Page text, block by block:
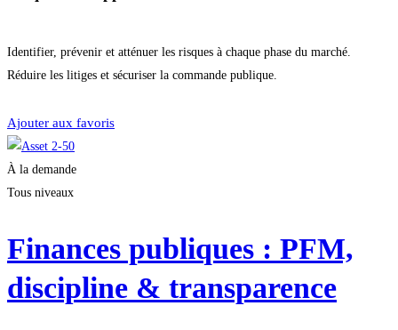
Identifier, prévenir et atténuer les risques à chaque phase du marché.
Réduire les litiges et sécuriser la commande publique.
Ajouter aux favoris
À la demande
Tous niveaux
Finances publiques : PFM,
discipline & transparence